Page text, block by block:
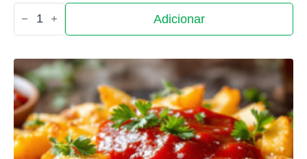
Quantidade
de
Legumes
Adicionar